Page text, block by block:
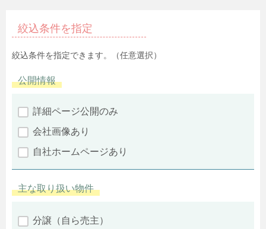
絞込条件を指定
絞込条件を指定できます。（任意選択）
公開情報
詳細ページ公開のみ
会社画像あり
自社ホームページあり
主な取り扱い物件
分譲（自ら売主）